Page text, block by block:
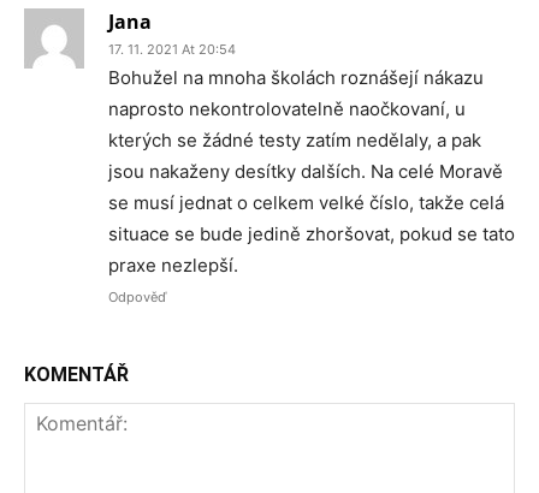
Jana
17. 11. 2021 At 20:54
Bohužel na mnoha školách roznášejí nákazu
naprosto nekontrolovatelně naočkovaní, u
kterých se žádné testy zatím nedělaly, a pak
jsou nakaženy desítky dalších. Na celé Moravě
se musí jednat o celkem velké číslo, takže celá
situace se bude jedině zhoršovat, pokud se tato
praxe nezlepší.
Odpověď
KOMENTÁŘ